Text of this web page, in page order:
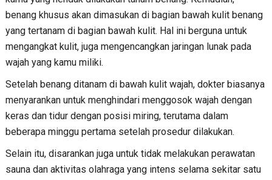
benang khusus akan dimasukan di bagian bawah kulit benang
yang tertanam di bagian bawah kulit. Hal ini berguna untuk
mengangkat kulit, juga mengencangkan jaringan lunak pada
wajah yang kamu miliki.
Setelah benang ditanam di bawah kulit wajah, dokter biasanya
menyarankan untuk menghindari menggosok wajah dengan
keras dan tidur dengan posisi miring, terutama dalam
beberapa minggu pertama setelah prosedur dilakukan.
Selain itu, disarankan juga untuk tidak melakukan perawatan
sauna dan aktivitas olahraga yang intens selama sekitar satu